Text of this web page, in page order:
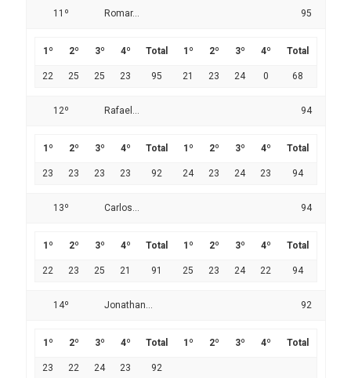
11º Romar... 95
1º 2º 3º 4º Total 1º 2º 3º 4º Total
22 25 25 23 95 21 23 24 0 68
12º Rafael... 94
1º 2º 3º 4º Total 1º 2º 3º 4º Total
23 23 23 23 92 24 23 24 23 94
13º Carlos... 94
1º 2º 3º 4º Total 1º 2º 3º 4º Total
22 23 25 21 91 25 23 24 22 94
14º Jonathan... 92
1º 2º 3º 4º Total 1º 2º 3º 4º Total
23 22 24 23 92